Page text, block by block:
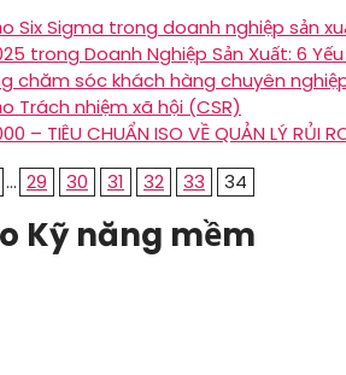
Six Sigma trong doanh nghiệp sản
trong Doanh Nghiệp Sản Xuất: 6
chăm sóc khách hàng chuyên
Trách nhiệm xã hội (CSR)
– TIÊU CHUẨN ISO VỀ QUẢN LÝ RỦI
... 29 30 31 32 33 34
Kỹ năng mềm